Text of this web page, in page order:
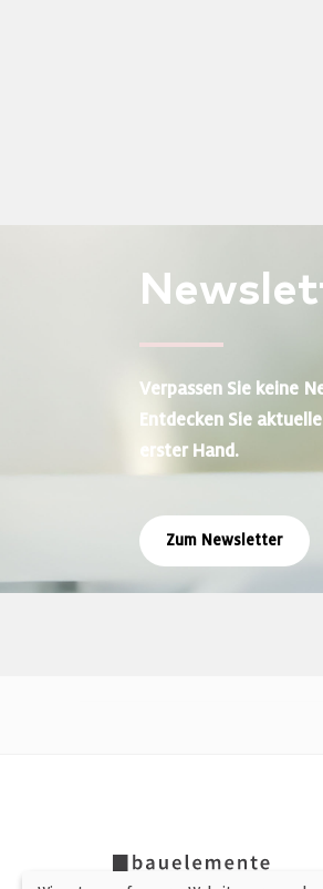
Verpassen Sie keine
Entdecken Sie
erster Hand.
Zum Newsletter